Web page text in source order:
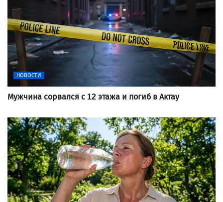
НОВОСТИ
Мужчина сорвался с 12 этажа и погиб в Актау